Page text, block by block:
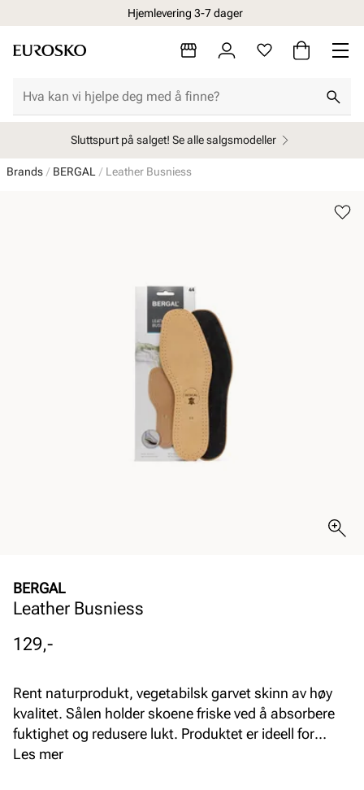
Hjemlevering 3-7 dager
Sluttspurt på salget! Se alle salgsmodeller
Brands BERGAL Leather Busniess
BERGAL
Leather Busniess
Pris
129,-
Rent naturprodukt, vegetabilsk garvet skinn av høy
kvalitet. Sålen holder skoene friske ved å absorbere
fuktighet og redusere lukt. Produktet er ideell for
forretningssko og klassiske herresko.
Les mer